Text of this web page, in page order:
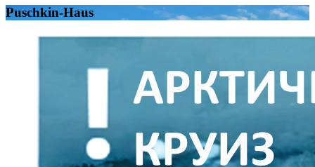
Puschkin-Haus